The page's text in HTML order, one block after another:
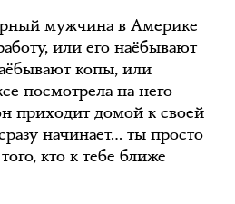
мужчина в Америке
или его наёбывают
копы, или
посмотрела на него
приходит домой к своей
начинает… ты просто
кто к тебе ближе